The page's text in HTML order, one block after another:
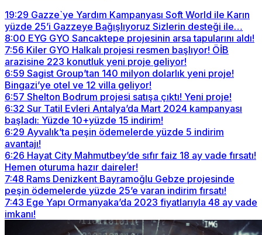
19:29 Gazze`ye Yardım Kampanyası Soft World ile Karın
yüzde 25’i Gazzeye Bağışlıyoruz Sizlerin desteği ile…
8:00 EYG GYO Sancaktepe projesinin arsa tapularını aldı!
7:56 Kiler GYO Halkalı projesi resmen başlıyor! ÖİB
arazisine 223 konutluk yeni proje geliyor!
6:59 Sagist Group’tan 140 milyon dolarlık yeni proje!
Bingazi’ye otel ve 12 villa geliyor!
6:57 Shelton Bodrum projesi satışa çıktı! Yeni proje!
6:32 Sur Tatil Evleri Antalya’da Mart 2024 kampanyası
başladı: Yüzde 10+yüzde 15 indirim!
6:29 Ayvalık’ta peşin ödemelerde yüzde 5 indirim
avantajı!
6:26 Hayat City Mahmutbey’de sıfır faiz 18 ay vade fırsatı!
Hemen oturuma hazır daireler!
7:48 Rams Denizkent Bayramoğlu Gebze projesinde
peşin ödemelerde yüzde 25’e varan indirim fırsatı!
7:43 Ege Yapı Ormanyaka’da 2023 fiyatlarıyla 48 ay vade
imkanı!